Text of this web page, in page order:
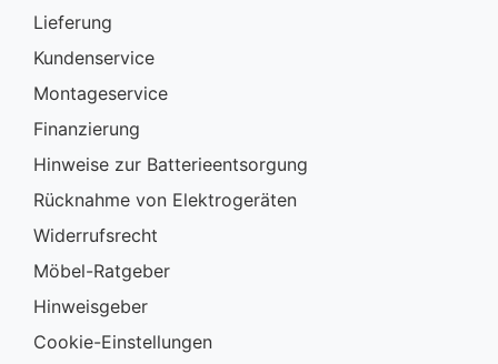
Lieferung
Kundenservice
Montageservice
Finanzierung
Hinweise zur Batterieentsorgung
Rücknahme von Elektrogeräten
Widerrufsrecht
Möbel-Ratgeber
Hinweisgeber
Cookie-Einstellungen